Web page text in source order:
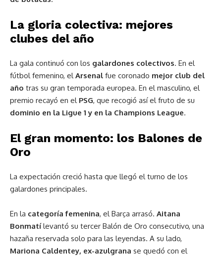
La gloria colectiva: mejores
clubes del año
La gala continuó con los galardones colectivos. En el
fútbol femenino, elArsenal fue coronado mejor club del
año tras su gran temporada europea. En el masculino, el
premio recayó en el PSG, que recogió así el fruto de su
dominio en la Ligue 1 y en la Champions League.
El gran momento: los Balones de
Oro
La expectación creció hasta que llegó el turno de los
galardones principales.
En la categoría femenina, el Barça arrasó. Aitana
Bonmatílevantó su tercer Balón de Oro consecutivo, una
hazaña reservada solo para las leyendas. A su lado,
Mariona Caldentey, ex-azulgrana se quedó con el